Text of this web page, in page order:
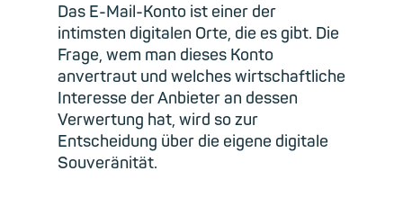
Das E-Mail-Konto ist einer der
intimsten digitalen Orte, die es gibt. Die
Frage, wem man dieses Konto
anvertraut und welches wirtschaftliche
Interesse der Anbieter an dessen
Verwertung hat, wird so zur
Entscheidung über die eigene digitale
Souveränität.